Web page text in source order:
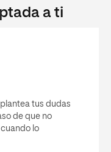
a ti
tus dudas
de que no
lo